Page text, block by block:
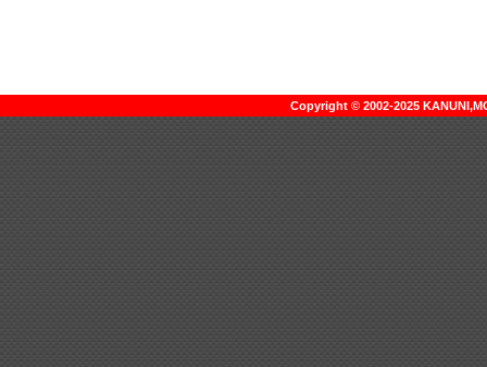
Copyright © 2002-2025